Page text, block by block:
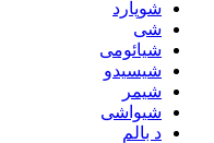
شوپارد
شی
شیائومی
شیسیدو
شیمر
شیواشی
د بالم